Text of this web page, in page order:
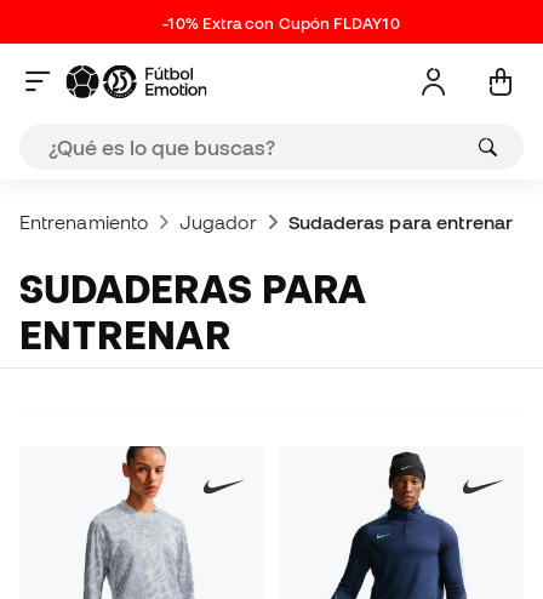
-10% Extra con Cupón FLDAY10
Entrenamiento Jugador Sudaderas para entrenar
SUDADERAS PARA
ENTRENAR